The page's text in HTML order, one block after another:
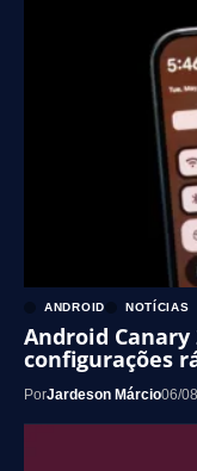
ANDROID NOTÍCIAS
Android Canary
configurações
PorJardeson Márcio06/